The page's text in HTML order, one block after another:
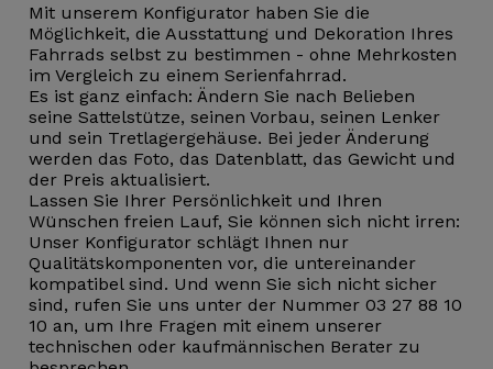
Mit unserem Konfigurator haben Sie die
Möglichkeit, die Ausstattung und Dekoration Ihres
Fahrrads selbst zu bestimmen - ohne Mehrkosten
im Vergleich zu einem Serienfahrrad.
Es ist ganz einfach: Ändern Sie nach Belieben
seine Sattelstütze, seinen Vorbau, seinen Lenker
und sein Tretlagergehäuse. Bei jeder Änderung
werden das Foto, das Datenblatt, das Gewicht und
der Preis aktualisiert.
Lassen Sie Ihrer Persönlichkeit und Ihren
Wünschen freien Lauf, Sie können sich nicht irren:
Unser Konfigurator schlägt Ihnen nur
Qualitätskomponenten vor, die untereinander
kompatibel sind. Und wenn Sie sich nicht sicher
sind, rufen Sie uns unter der Nummer 03 27 88 10
10 an, um Ihre Fragen mit einem unserer
technischen oder kaufmännischen Berater zu